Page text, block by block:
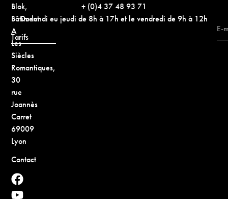
Blok,
Bâtiment
A
Les
Siècles
Romantiques,
30
rue
Joannès
Carret
69009
Lyon
Contact
+ (0)4 37 48 93 71
Du lundi eu jeudi de 8h à 17h et le vendredi de 9h à 12h
Tarifs